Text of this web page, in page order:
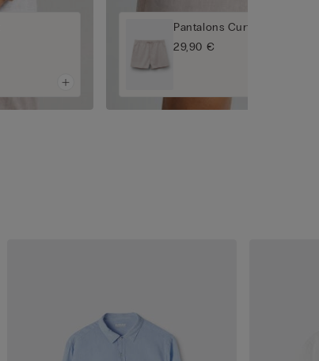
Pantalons Curts de Lli i
29,90 €